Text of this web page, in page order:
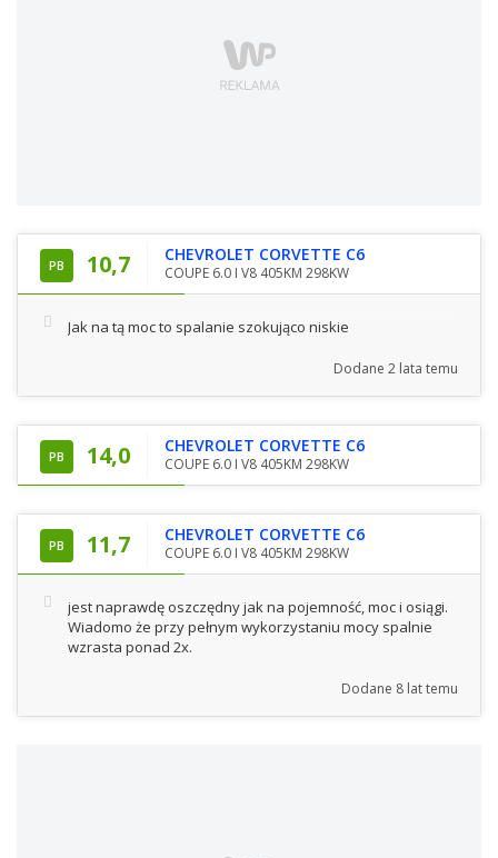
PB 10,7 CHEVROLET CORVETTE C6
COUPE 6.0 I V8 405KM 298KW
Jak na tą moc to spalanie szokująco niskie
Dodane 2 lata temu
PB 14,0 CHEVROLET CORVETTE C6
COUPE 6.0 I V8 405KM 298KW
PB 11,7 CHEVROLET CORVETTE C6
COUPE 6.0 I V8 405KM 298KW
jest naprawdę oszczędny jak na pojemność, moc i osiągi.
Wiadomo że przy pełnym wykorzystaniu mocy spalnie
wzrasta ponad 2x.
Dodane 8 lat temu